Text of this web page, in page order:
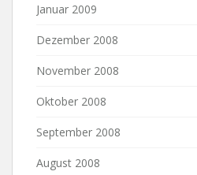
Januar 2009
Dezember 2008
November 2008
Oktober 2008
September 2008
August 2008